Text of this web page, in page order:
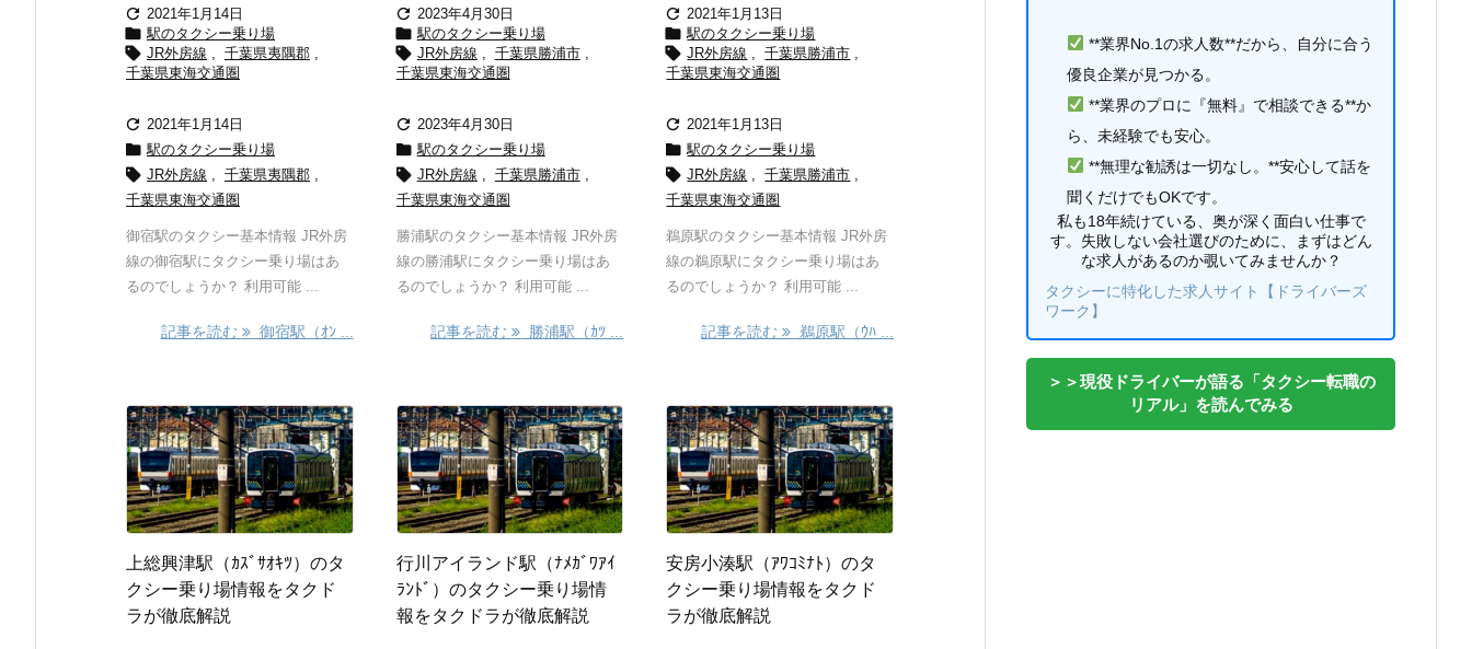
 2021年1月14日
 駅のタクシー乗り場
 JR外房線 千葉県夷隅郡
千葉県東海交通圏
 2021年1月14日
 駅のタクシー乗り場
 JR外房線 千葉県夷隅郡
千葉県東海交通圏
御宿駅のタクシー基本情報 JR外房
線の御宿駅にタクシー乗り場はあ
るのでしょうか？ 利用可能 ...
記事を読む 御宿駅（ｵﾝ ...
 2023年4月30日
 駅のタクシー乗り場
 JR外房線 千葉県勝浦市
千葉県東海交通圏
 2023年4月30日
 駅のタクシー乗り場
 JR外房線 千葉県勝浦市
千葉県東海交通圏
勝浦駅のタクシー基本情報 JR外房
線の勝浦駅にタクシー乗り場はあ
るのでしょうか？ 利用可能 ...
記事を読む 勝浦駅（ｶﾂ ...
 2021年1月13日
 駅のタクシー乗り場
 JR外房線 千葉県勝浦市
千葉県東海交通圏
 2021年1月13日
 駅のタクシー乗り場
 JR外房線 千葉県勝浦市
千葉県東海交通圏
鵜原駅のタクシー基本情報 JR外房
線の鵜原駅にタクシー乗り場はあ
るのでしょうか？ 利用可能 ...
記事を読む 鵜原駅（ｳﾊ ...
上総興津駅（ｶｽﾞｻｵｷﾂ）のタ
クシー乗り場情報をタクド
ラが徹底解説
行川アイランド駅（ﾅﾒｶﾞﾜｱｲ
ﾗﾝﾄﾞ）のタクシー乗り場情
報をタクドラが徹底解説
安房小湊駅（ｱﾜｺﾐﾅﾄ）のタ
クシー乗り場情報をタクド
ラが徹底解説
**業界No.1の求人数**だから、自分に合う
優良企業が見つかる。
**業界のプロに『無料』で相談できる**か
ら、未経験でも安心。
**無理な勧誘は一切なし。**安心して話を
聞くだけでもOKです。
私も18年続けている、奥が深く面白い仕事で
す。失敗しない会社選びのために、まずはどん
な求人があるのか覗いてみませんか？
タクシーに特化した求人サイト【ドライバーズ
ワーク】
＞＞現役ドライバーが語る「タクシー転職の
リアル」を読んでみる